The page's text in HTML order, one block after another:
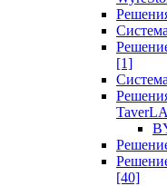
[1]
[40]